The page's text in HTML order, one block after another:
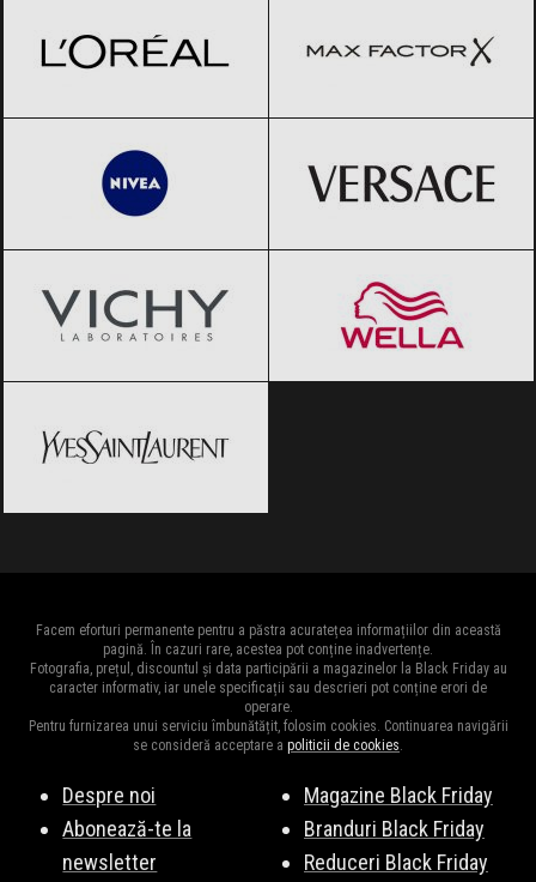
2026
Facem eforturi permanente pentru a păstra acuratețea informațiilor din această
pagină. În cazuri rare, acestea pot conține inadvertențe.
Fotografia, prețul, discountul și data participării a magazinelor la Black Friday au
caracter informativ, iar unele specificații sau descrieri pot conține erori de
operare.
Pentru furnizarea unui serviciu îmbunătățit, folosim cookies. Continuarea navigării
se consideră acceptare a politicii de cookies.
Despre noi
Abonează-te la
newsletter
Magazine Black Friday
Branduri Black Friday
Reduceri Black Friday